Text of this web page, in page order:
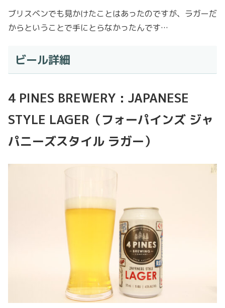
ブリスベンでも見かけたことはあったのですが、ラガーだ
からということで手にとらなかったんです…
ビール詳細
4 PINES BREWERY : JAPANESE
STYLE LAGER（フォーパインズ ジャ
パニーズスタイル ラガー）